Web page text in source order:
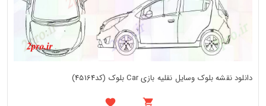
دانلود نقشه بلوک وسایل نقلیه بازی Car بلوک (کد45164)